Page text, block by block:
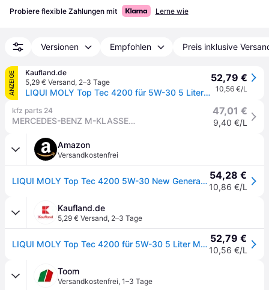
Probiere flexible Zahlungen mit Lerne wie
Versionen Empfohlen Preis inklusive
ANZEIGE
Kaufland.de
5,29 € Versand, 2–3 Tage
LIQUI MOLY Top Tec 4200 für 5W-30 5 Liter Motoröl Motorenöl 9.55535-S3 229.31 229.51 229.52 OV0401547-G30 OV0401547-D30 C30 9.55535-S1 504 00 507 00
52,79 €
10,56 €/L
kfz parts 24
MERCEDES-BENZ M-KLASSE (W164) ML 420 CDI 4-matic (164.128) Öle & Flüssigkeiten 9,40 €/L
47,01 €
Amazon
Versandkostenfrei
LIQUI MOLY Top Tec 4200 5W-30 New Generation | 5 L | Synthesetechnologie Motoröl | Art.-Nr.: 3707 54,28 €
10,86 €/L
Kaufland.de
5,29 € Versand, 2–3 Tage
LIQUI MOLY Top Tec 4200 für 5W-30 5 Liter Motoröl Motorenöl 9.55535-S3 229.31 229.51 229.52 OV0401547-G30 OV0401547-D30 C30 9.55535-S1 504 00 507 00 52,79 €
10,56 €/L
Toom
Versandkostenfrei, 1–3 Tage